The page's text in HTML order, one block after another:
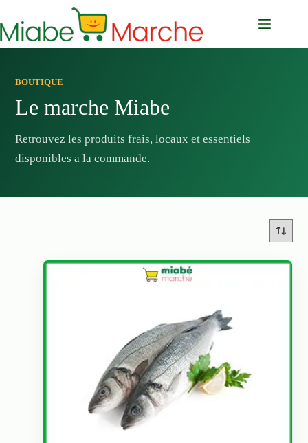
contenu
BOUTIQUE
Le marche Miabe
Retrouvez les produits frais, locaux et essentiels
disponibles a la commande.